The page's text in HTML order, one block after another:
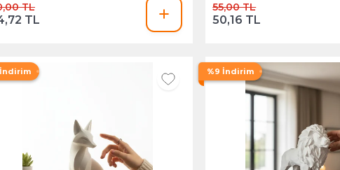
TL
TL
55,00 TL
50,16 TL
%9 İndirim